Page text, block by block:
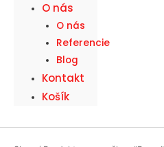
O nás
O nás
Referencie
Blog
Kontakt
Košík